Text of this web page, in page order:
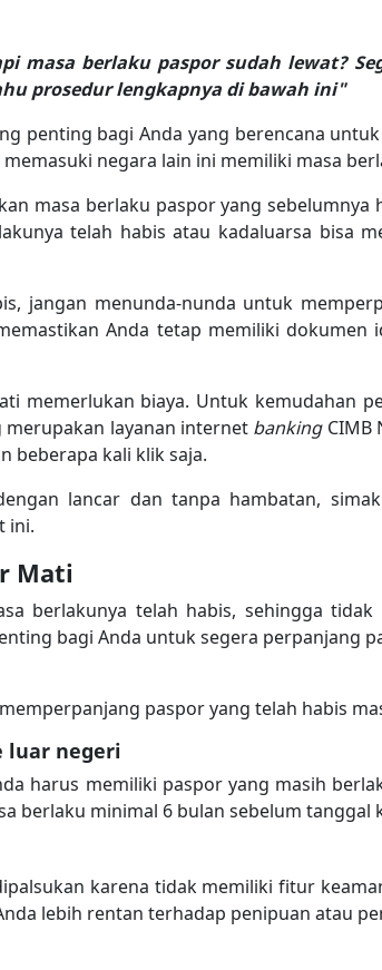
masa berlaku paspor sudah lewat?
prosedur lengkapnya di bawah ini"
penting bagi Anda yang berencana
negara lain ini memiliki masa
masa berlaku paspor yang
telah habis atau kadaluarsa bisa
jangan menunda-nunda untuk
Anda tetap memiliki dokumen
memerlukan biaya. Untuk kemudahan
merupakan layanan internet banking CIMB
beberapa kali klik saja.
lancar dan tanpa hambatan,
ini.
Mati
berlakunya telah habis, sehingga
bagi Anda untuk segera perpanjang
paspor yang telah habis
luar negeri
harus memiliki paspor yang masih
berlaku minimal 6 bulan sebelum tanggal
karena tidak memiliki fitur
lebih rentan terhadap penipuan atau